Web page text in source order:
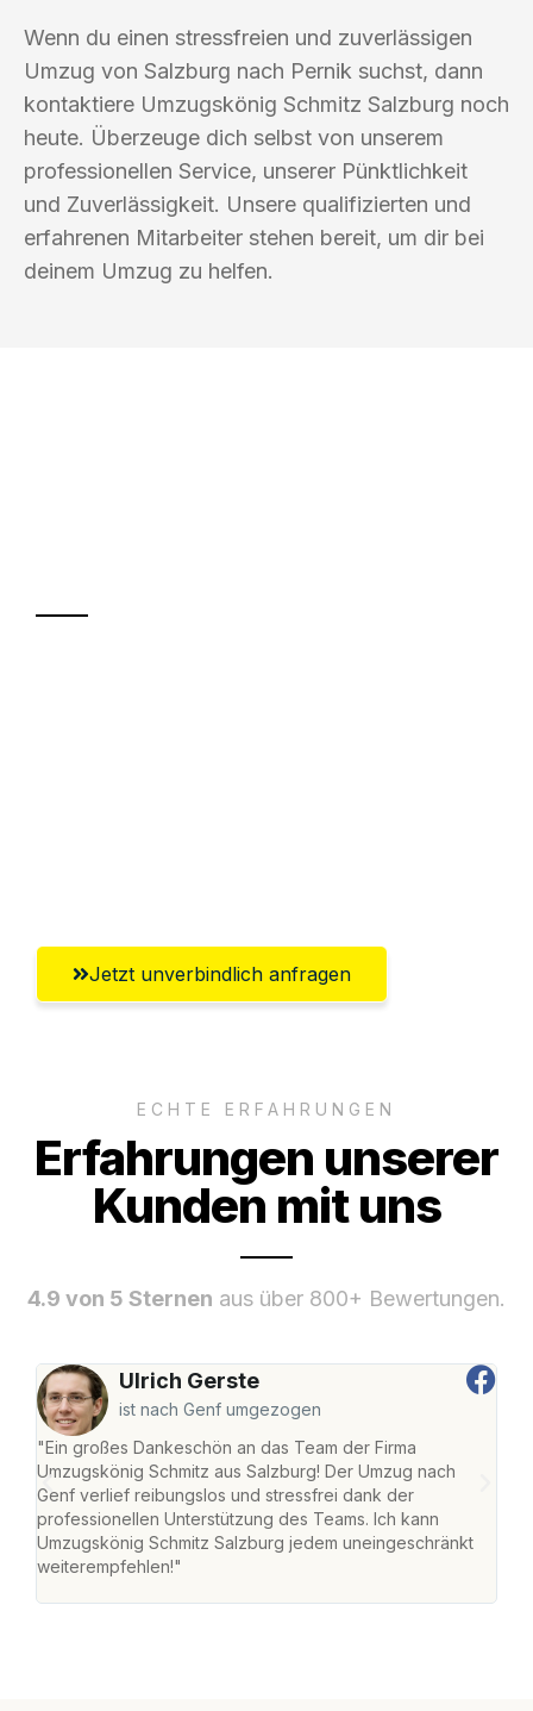
Wenn du einen stressfreien und zuverlässigen
Umzug von Salzburg nach Pernik suchst, dann
kontaktiere Umzugskönig Schmitz Salzburg noch
heute. Überzeuge dich selbst von unserem
professionellen Service, unserer Pünktlichkeit
und Zuverlässigkeit. Unsere qualifizierten und
erfahrenen Mitarbeiter stehen bereit, um dir bei
deinem Umzug zu helfen.
Jetzt unverbindlich anfragen
ECHTE ERFAHRUNGEN
Erfahrungen unserer
Kunden mit uns
4.9 von 5 Sternen aus über 800+ Bewertungen.
Ulrich Gerste
ist nach Genf umgezogen
"Ein großes Dankeschön an das Team der Firma
Umzugskönig Schmitz aus Salzburg! Der Umzug nach
Genf verlief reibungslos und stressfrei dank der
professionellen Unterstützung des Teams. Ich kann
Umzugskönig Schmitz Salzburg jedem uneingeschränkt
weiterempfehlen!"